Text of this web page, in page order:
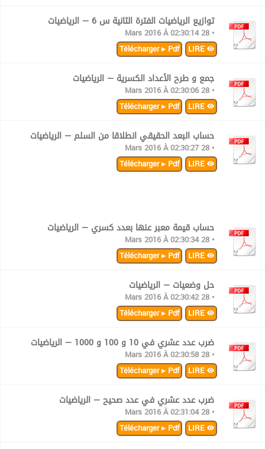
توازيع الرياضيات الفترة الثانية س 6 — الرياضيات
• 28 Mars 2016 À 02:30:14
Télécharger ▸ Pdf
جمع و طرح الأعداد الكسرية — الرياضيات
• 28 Mars 2016 À 02:30:06
Télécharger ▸ Pdf
حساب البعد الحقيقي انطلاقا من السلم — الرياضيات
• 28 Mars 2016 À 02:30:27
Télécharger ▸ Pdf
حساب قيمة معبر عنها بعدد كسري — الرياضيات
• 28 Mars 2016 À 02:30:34
Télécharger ▸ Pdf
حل وضعيات — الرياضيات
• 28 Mars 2016 À 02:30:42
Télécharger ▸ Pdf
ضرب عدد عشري في 10 و 100 و 1000 — الرياضيات
• 28 Mars 2016 À 02:30:58
Télécharger ▸ Pdf
ضرب عدد عشري في عدد صحيح — الرياضيات
• 28 Mars 2016 À 02:31:04
Télécharger ▸ Pdf